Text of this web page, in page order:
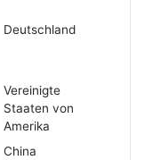
Deutschland
Vereinigte
Staaten von
Amerika
China